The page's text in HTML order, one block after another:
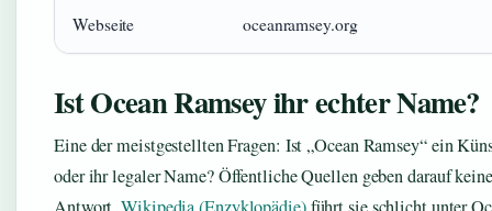
Webseite oceanramsey.org
Ist Ocean Ramsey ihr echter Name?
Eine der meistgestellten Fragen: Ist „Ocean Ramsey“ ein
oder ihr legaler Name? Öffentliche Quellen geben darauf